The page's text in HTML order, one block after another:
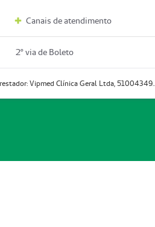
Canais de atendimento
2º via de Boleto
Prestador: Vipmed Clínica